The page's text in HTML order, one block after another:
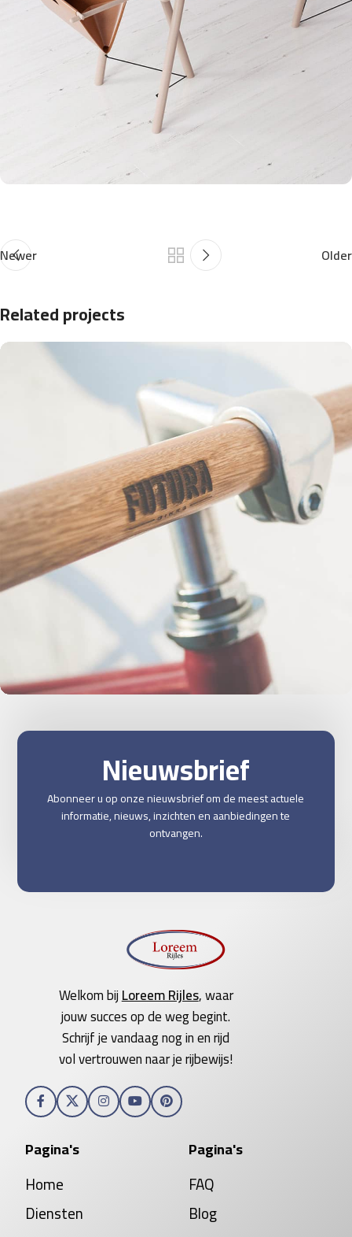
Newer Older
Related projects
Furniture
Netus eu mollis hac dignis
Nieuwsbrief
Abonneer u op onze nieuwsbrief om de meest actuele
informatie, nieuws, inzichten en aanbiedingen te
ontvangen.
Welkom bijLoreem Rijles, waar
jouw succes op de weg begint.
Schrijf je vandaag nog in en rijd
vol vertrouwen naar je rijbewijs!
Pagina's
Home
Diensten
Pagina's
FAQ
Blog